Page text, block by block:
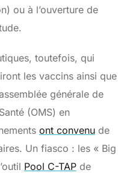
ou à l’ouverture de
toutefois, qui
les vaccins ainsi que
générale de
(OMS) en
ont convenude
Un fiasco : les « Big
Pool C-TAPde